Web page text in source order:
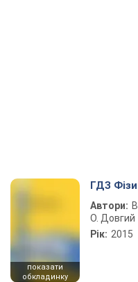
показати
обкладинку
ГДЗ
Автори:
О. Довгий
Рік: 2015